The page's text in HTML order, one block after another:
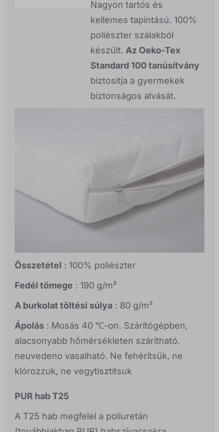
Nagyon tartós és
kellemes tapintású. 100%
poliészter szálakból
készült. Az Oeko-Tex
Standard 100 tanúsítvány
biztosítja a gyermekek
biztonságos alvását.
Összetétel : 100% poliészter
Fedél tömege : 190 g/m²
A burkolat töltési súlya : 80 g/m²
Ápolás : Mosás 40 ℃-on. Szárítógépben,
alacsonyabb hőmérsékleten szárítható.
neuvedeno vasalható. Ne fehérítsük, ne
klórozzuk, ne vegytisztítsuk
PUR hab T25
A T25 hab megfelel a poliuretán